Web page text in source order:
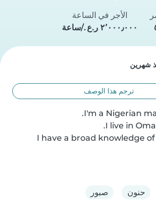
الأجر في الساعة
شهرين
ترجم هذا الوصف
I have a broad knowledge
حنون صبور